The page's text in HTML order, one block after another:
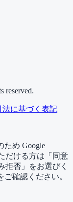
reserved.
法に基づく表記
ため Google
だける方は「同意
拒否」をお選びく
確認ください。